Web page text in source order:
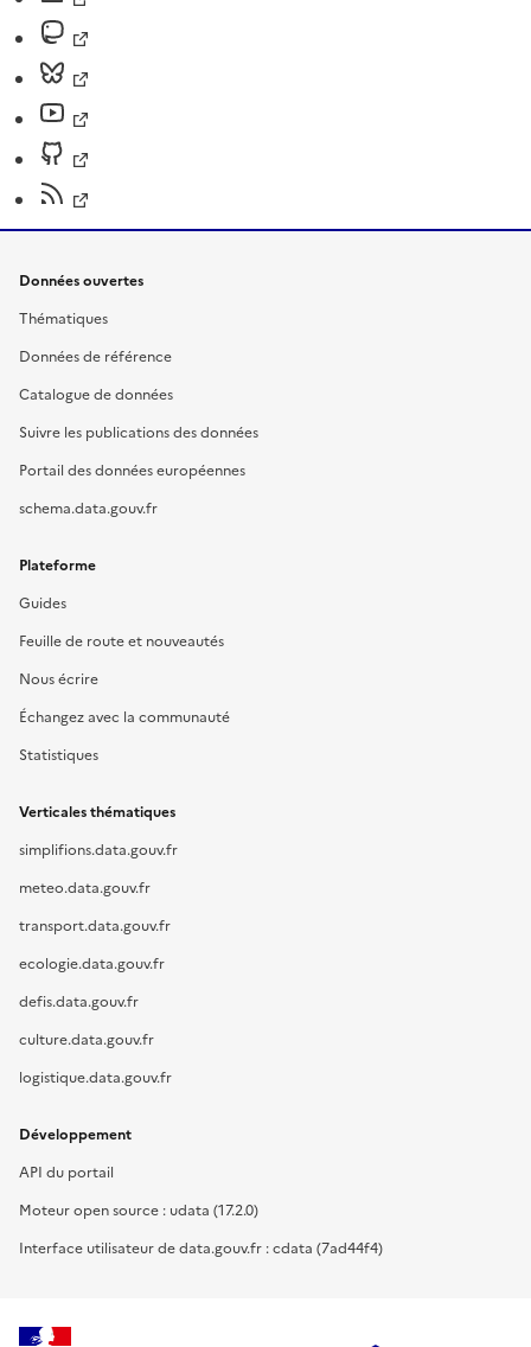
Données ouvertes
Thématiques
Données de référence
Catalogue de données
Suivre les publications des données
Portail des données européennes
schema.data.gouv.fr
Plateforme
Guides
Feuille de route et nouveautés
Nous écrire
Échangez avec la communauté
Statistiques
Verticales thématiques
simplifions.data.gouv.fr
meteo.data.gouv.fr
transport.data.gouv.fr
ecologie.data.gouv.fr
defis.data.gouv.fr
culture.data.gouv.fr
logistique.data.gouv.fr
Développement
API du portail
Moteur open source : udata (17.2.0)
Interface utilisateur de data.gouv.fr : cdata (7ad44f4)